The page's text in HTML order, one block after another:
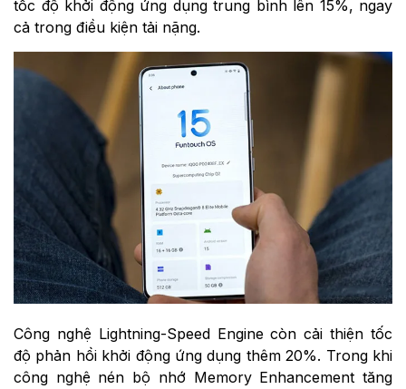
tốc độ khởi động ứng dụng trung bình lên 15%, ngay
cả trong điều kiện tải nặng.
Công nghệ Lightning-Speed Engine còn cải thiện tốc
độ phản hồi khởi động ứng dụng thêm 20%. Trong khi
công nghệ nén bộ nhớ Memory Enhancement tăng